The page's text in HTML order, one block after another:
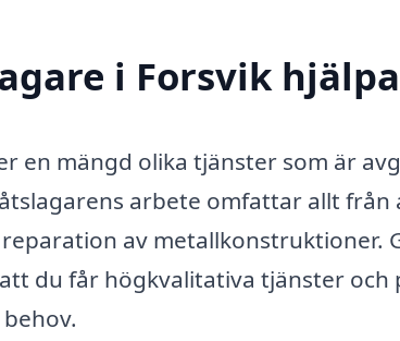
i Forsvik
en mängd olika tjänster som är
arbete omfattar allt från
av metallkonstruktioner.
du får högkvalitativa tjänster